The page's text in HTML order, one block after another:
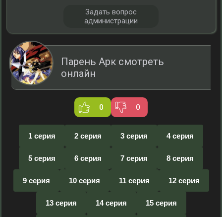
Парень Арк смотреть
онлайн
0 0
1 серия 2 серия 3 серия 4 серия
5 серия 6 серия 7 серия 8 серия
9 серия 10 серия 11 серия 12 серия
13 серия 14 серия 15 серия
Задать вопрос
администрации